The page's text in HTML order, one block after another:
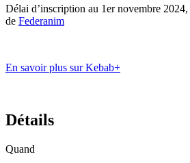
Délai d’inscription au 1er novembre
de Federanim
En savoir plus sur Kebab+
Détails
Quand